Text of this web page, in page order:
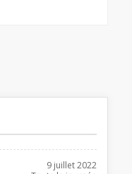
9 juillet 2022